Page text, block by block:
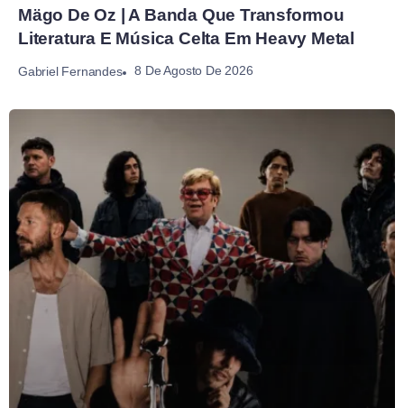
Mägo De Oz | A Banda Que Transformou
Literatura E Música Celta Em Heavy Metal
Gabriel Fernandes 8 De Agosto De 2026